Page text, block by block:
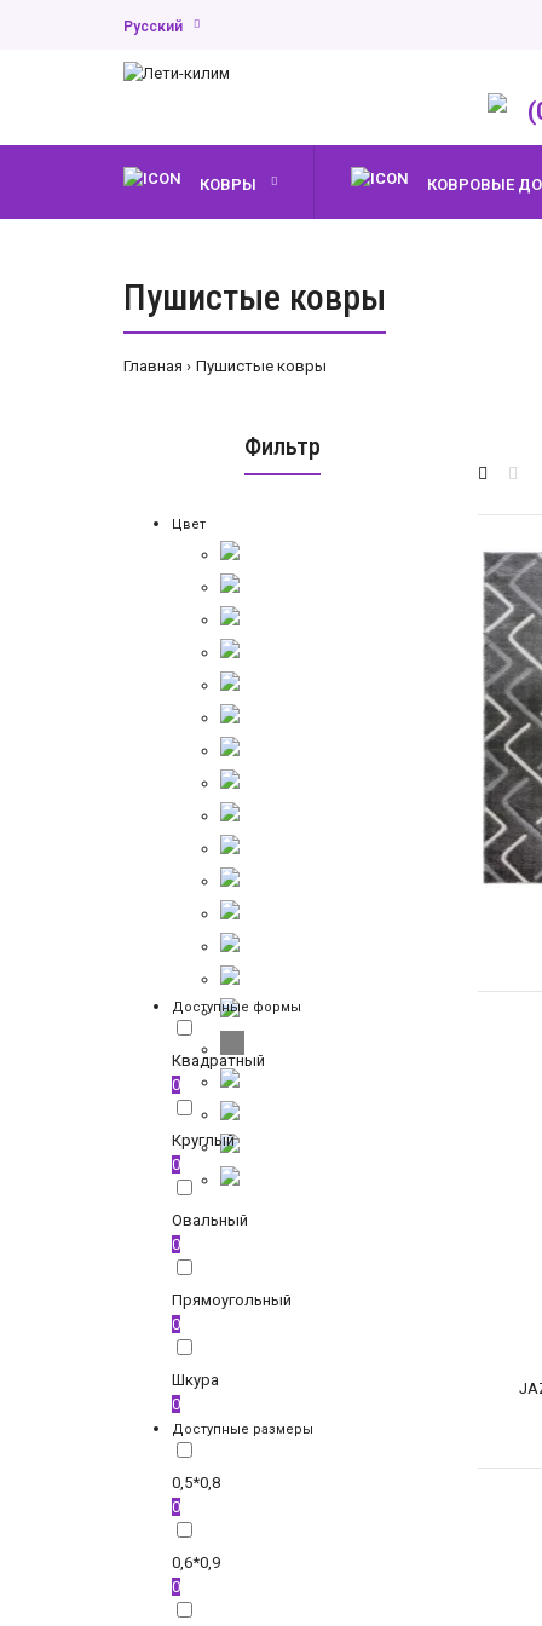
Русский
КОВРЫ КОВРОВЫЕ
Пушистые ковры
Главная Пушистые ковры
Фильтр
Цвет
Доступные формы
Квадратный
0
Круглый
0
Овальный
0
Прямоугольный
0
Шкура
0
Доступные размеры
0,5*0,8
0
0,6*0,9
0